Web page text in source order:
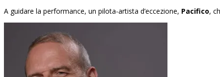
A guidare la performance, un pilota-artista d’eccezione, Pacifico,